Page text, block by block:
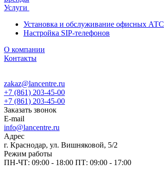
Услуги
Установка и обслуживание офисных АТС
Настройка SIP-телефонов
О компании
Контакты
zakaz@lancentre.ru
+7 (861) 203-45-00
+7 (861) 203-45-00
Заказать звонок
E-mail
info@lancentre.ru
Адрес
г. Краснодар, ул. Вишняковой, 5/2
Режим работы
ПН-ЧТ: 09:00 - 18:00 ПТ: 09:00 - 17:00